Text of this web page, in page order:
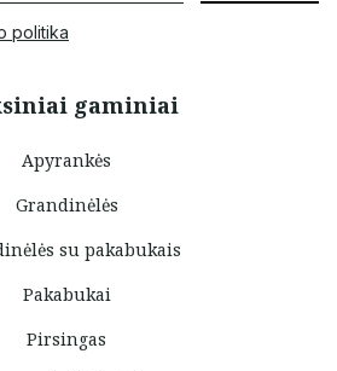
gaminiai
Apyrankės
Grandinėlės
su pakabukais
Pakabukai
Pirsingas
politika